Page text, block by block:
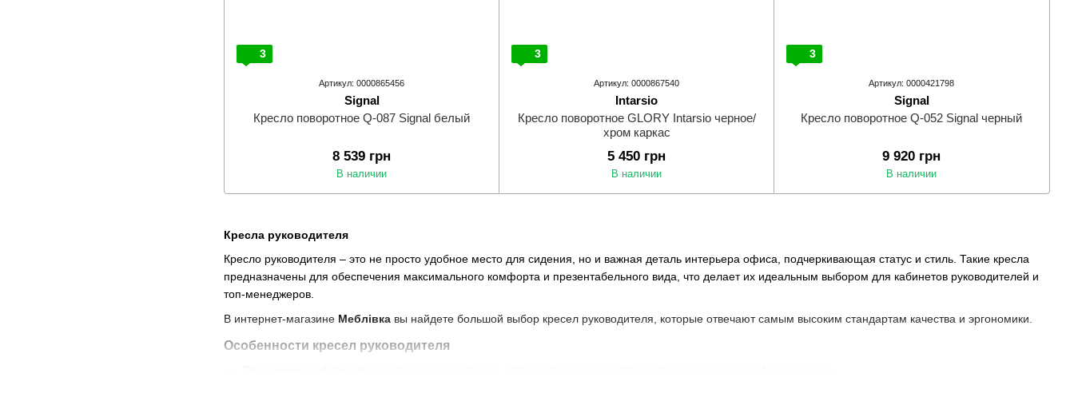
Кресла руководителя
Кресло руководителя – это не просто удобное место для сидения, но и важная деталь интерьера офиса, подчеркивающая статус и стиль. Такие кресла
предназначены для обеспечения максимального комфорта и презентабельного вида, что делает их идеальным выбором для кабинетов руководителей и
топ-менеджеров.
В интернет-магазине Меблівка вы найдете большой выбор кресел руководителя, которые отвечают самым высоким стандартам качества и эргономики.
Особенности кресел руководителя
3
Артикул: 0000865456
Signal
Кресло поворотное Q-087 Signal белый
8 539 грн
В наличии
3
Артикул: 0000867540
Intarsio
Кресло поворотное GLORY Intarsio черное/
хром каркас
5 450 грн
В наличии
3
Артикул: 0000421798
Signal
Кресло поворотное Q-052 Signal черный
9 920 грн
В наличии